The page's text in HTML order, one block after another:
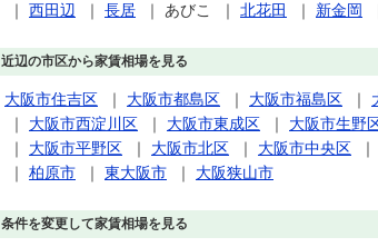
｜ 西田辺 ｜ 長居 ｜ あびこ ｜ 北花田 ｜ 新金岡
近辺の市区から家賃相場を見る
大阪市住吉区 ｜ 大阪市都島区 ｜ 大阪市福島区 ｜
｜ 大阪市西淀川区 ｜ 大阪市東成区 ｜ 大阪市生野
｜ 大阪市平野区 ｜ 大阪市北区 ｜ 大阪市中央区 ｜
｜ 柏原市 ｜ 東大阪市 ｜ 大阪狭山市
条件を変更して家賃相場を見る